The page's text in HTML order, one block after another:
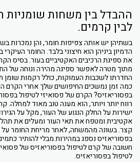
ההבדל בין משחות שומניות
לבין קרמים.
בשתיהן יש אותה צפיפות חומר, והן נמכרות
הדמיון ביניהן הוא חיצוני בלבד. החומר
את ספיגת הרכיבים האקטיביים בעור. בסיס
מתוך מטרה לאפשר ספיגה מהירה ונוחה של
החדרתו לשכבות העמוקות, כולל רקמות שומן
כמה זמן נמשכים החיפושים שלך אחרי הקרם
בפסוריאזיס? הקרם של פסואיזי לטיפול
רווח יותר ויותר, הוא מענה טוב מאוד למחלה.
ישירות על החלק הנגוע של העור, מקל על
אקטיבית ומטפח את תאי העור ומעלים את
קצר. בשונה מהמשחה, לאחר מריחת החומר על
בפסוריאזיס נספג במהירות מבלי להותיר
חשובה של קרם לטיפול בפסוריאזיס של
לטיפול בפסוריאזיס.